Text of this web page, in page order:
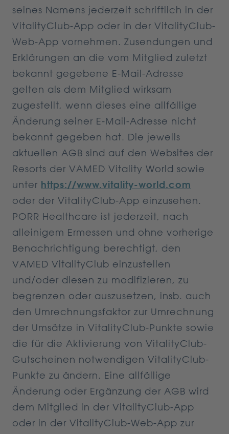
seines Namens jederzeit schriftlich in der
VitalityClub-App oder in der VitalityClub-
Web-App vornehmen. Zusendungen und
Erklärungen an die vom Mitglied zuletzt
bekannt gegebene E-Mail-Adresse
gelten als dem Mitglied wirksam
zugestellt, wenn dieses eine allfällige
Änderung seiner E-Mail-Adresse nicht
bekannt gegeben hat. Die jeweils
aktuellen AGB sind auf den Websites der
Resorts der VAMED Vitality World sowie
unter https://www.vitality-world.com
oder der VitalityClub-App einzusehen.
PORR Healthcare ist jederzeit, nach
alleinigem Ermessen und ohne vorherige
Benachrichtigung berechtigt, den
VAMED VitalityClub einzustellen
und/oder diesen zu modifizieren, zu
begrenzen oder auszusetzen, insb. auch
den Umrechnungsfaktor zur Umrechnung
der Umsätze in VitalityClub-Punkte sowie
die für die Aktivierung von VitalityClub-
Gutscheinen notwendigen VitalityClub-
Punkte zu ändern. Eine allfällige
Änderung oder Ergänzung der AGB wird
dem Mitglied in der VitalityClub-App
oder in der VitalityClub-Web-App zur